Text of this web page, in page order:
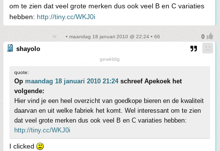
om te zien dat veel grote merken dus ook veel B en C variaties
hebben: http://tiny.cc/WKJ0i
• maandag 18 januari 2010 @ 22:24 • 66
shayolo
gewèldig
quote:
Op maandag 18 januari 2010 21:24schreef Apekoek het
volgende:
Hier vind je een heel overzicht van goedkope bieren en de kwaliteit
daarvan en uit welke fabriek het komt. Wel interessant om te zien
dat veel grote merken dus ook veel B en C variaties hebben:
http://tiny.cc/WKJ0i
I clicked